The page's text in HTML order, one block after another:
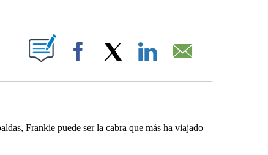
NEW PAGES ON "".
Facebook
Frankie puede ser la cabra que más ha viajado